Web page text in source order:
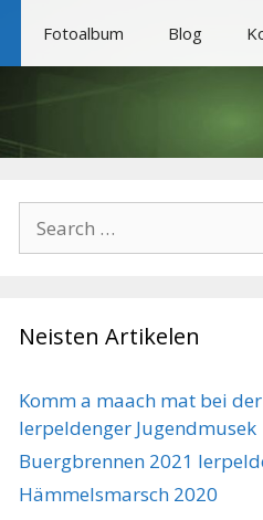
Fotoalbum Blog
for:
Neisten Artikelen
Komm a maach mat bei der
Ierpeldenger Jugendmusek
Buergbrennen 2021
Hämmelsmarsch 2020